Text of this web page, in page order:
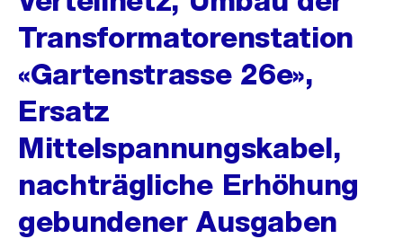
Transformatorenstation
«Gartenstrasse 26e»,
Ersatz
Mittelspannungskabel,
nachträgliche Erhöhung
gebundener Ausgaben